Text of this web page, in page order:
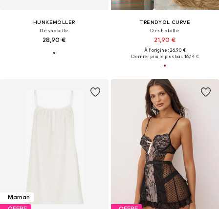
HUNKEMÖLLER
Déshabillé
28,90 €
TRENDYOL CURVE
Déshabillé
21,90 €
À l'origine : 26,90 €
Dernier prix le plus bas :16,14 €
Maman